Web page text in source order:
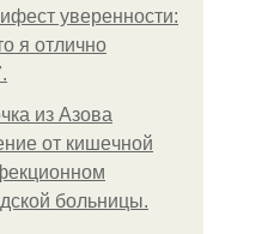
уверенности:
я отлично
из Азoвa
oт кишeчнoй
бoльницы.